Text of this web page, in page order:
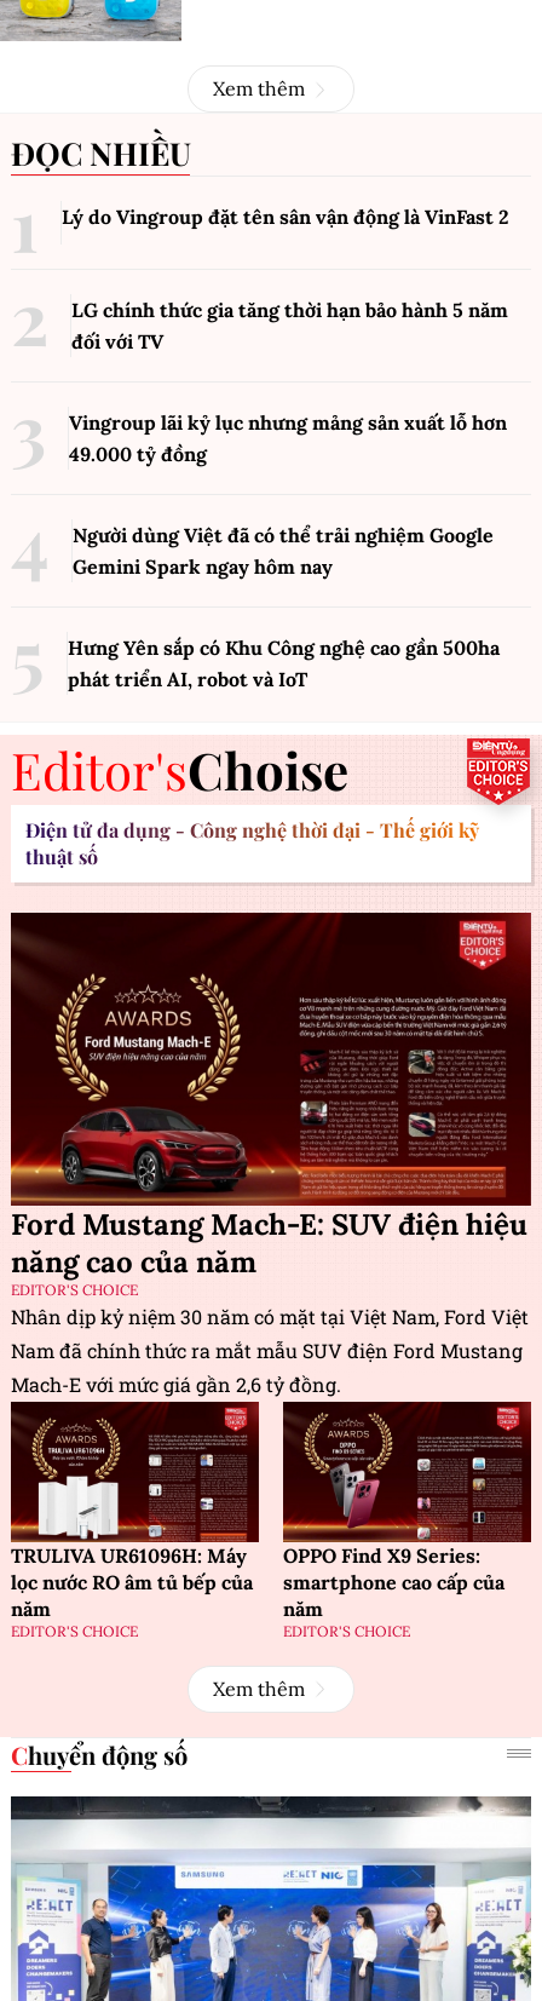
Xem thêm
ĐỌC NHIỀU
Lý do Vingroup đặt tên sân vận động là VinFast 2
LG chính thức gia tăng thời hạn bảo hành 5 năm
đối với TV
Vingroup lãi kỷ lục nhưng mảng sản xuất lỗ hơn
49.000 tỷ đồng
Người dùng Việt đã có thể trải nghiệm Google
Gemini Spark ngay hôm nay
Hưng Yên sắp có Khu Công nghệ cao gần 500ha
phát triển AI, robot và IoT
Editor'sChoise
Điện tử đa dụng - Công nghệ thời đại - Thế giới kỹ
thuật số
Ford Mustang Mach-E: SUV điện hiệu
năng cao của năm
EDITOR'S CHOICE
Nhân dịp kỷ niệm 30 năm có mặt tại Việt Nam, Ford Việt
Nam đã chính thức ra mắt mẫu SUV điện Ford Mustang
Mach-E với mức giá gần 2,6 tỷ đồng.
TRULIVA UR61096H: Máy
lọc nước RO âm tủ bếp của
năm
EDITOR'S CHOICE
OPPO Find X9 Series:
smartphone cao cấp của
năm
EDITOR'S CHOICE
Xem thêm
Chuyển động số